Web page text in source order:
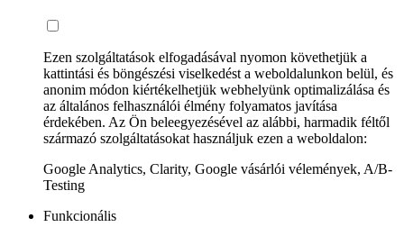
Ezen szolgáltatások elfogadásával nyomon követhetjük a
kattintási és böngészési viselkedést a weboldalunkon belül, és
anonim módon kiértékelhetjük webhelyünk optimalizálása és
az általános felhasználói élmény folyamatos javítása
érdekében. Az Ön beleegyezésével az alábbi, harmadik féltől
származó szolgáltatásokat használjuk ezen a weboldalon:
Google Analytics, Clarity, Google vásárlói vélemények, A/B-
Testing
Funkcionális